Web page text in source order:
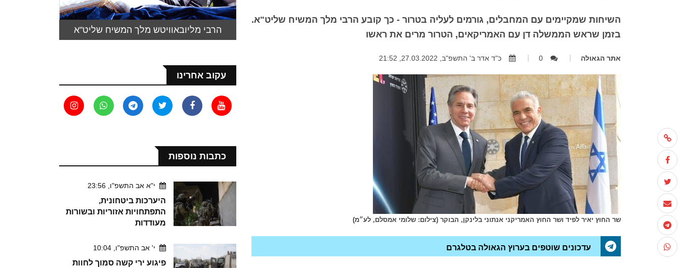
השיחות שמקיימים עם המחבלים, גורמים לעליה בטרור - כך קובע הרבי מלך המשיח שליט"א.
בזמן שראש הממשלה דן עם האמריקאים, הטרור מרים את ראשו
אתר הגאולה 0 כ"ד אדר ב' התשפ"ב, 27.03.2022, 21:52
שר החוץ יאיר לפיד ושר החוץ האמריקני אנתוני בלינקן, הבוקר (צילום: שלומי אמסלם, לע״מ)
עדכונים שוטפים בערוץ הגאולה בטלגרם
הרבי מליובאוויטש מלך המשיח שליט"א
עקוב אחרינו
כתבות נוספות
י"א אב התשפ"ו, 23:56
היערכות ביטחונית,
התפתחויות אזוריות ובשורות
מעודדות
י' אב התשפ"ו, 10:04
פיגוע ירי קשה סמוך לחוות